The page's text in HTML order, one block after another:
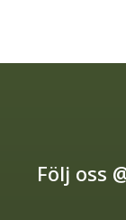
Följ oss